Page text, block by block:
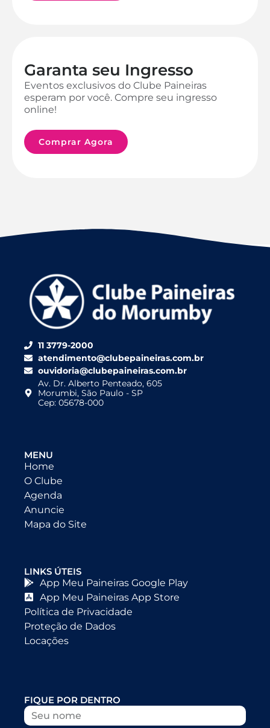
Garanta seu Ingresso
Eventos exclusivos do Clube Paineiras
esperam por você. Compre seu ingresso
online!
Comprar Agora
11 3779-2000
atendimento@clubepaineiras.com.br
ouvidoria@clubepaineiras.com.br
Av. Dr. Alberto Penteado, 605
Morumbi, São Paulo - SP
Cep: 05678-000
MENU
Home
O Clube
Agenda
Anuncie
Mapa do Site
LINKS ÚTEIS
App Meu Paineiras Google Play
App Meu Paineiras App Store
Política de Privacidade
Proteção de Dados
Locações
FIQUE POR DENTRO